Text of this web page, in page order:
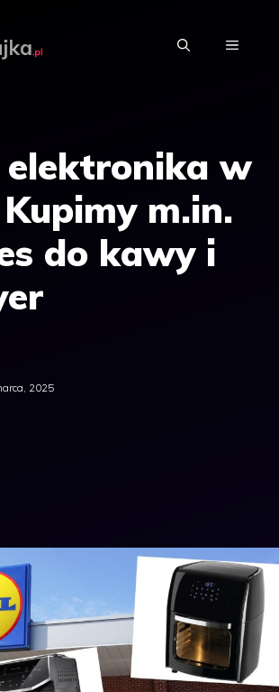
MENU
elektronika w
m.in.
do kawy i
2025